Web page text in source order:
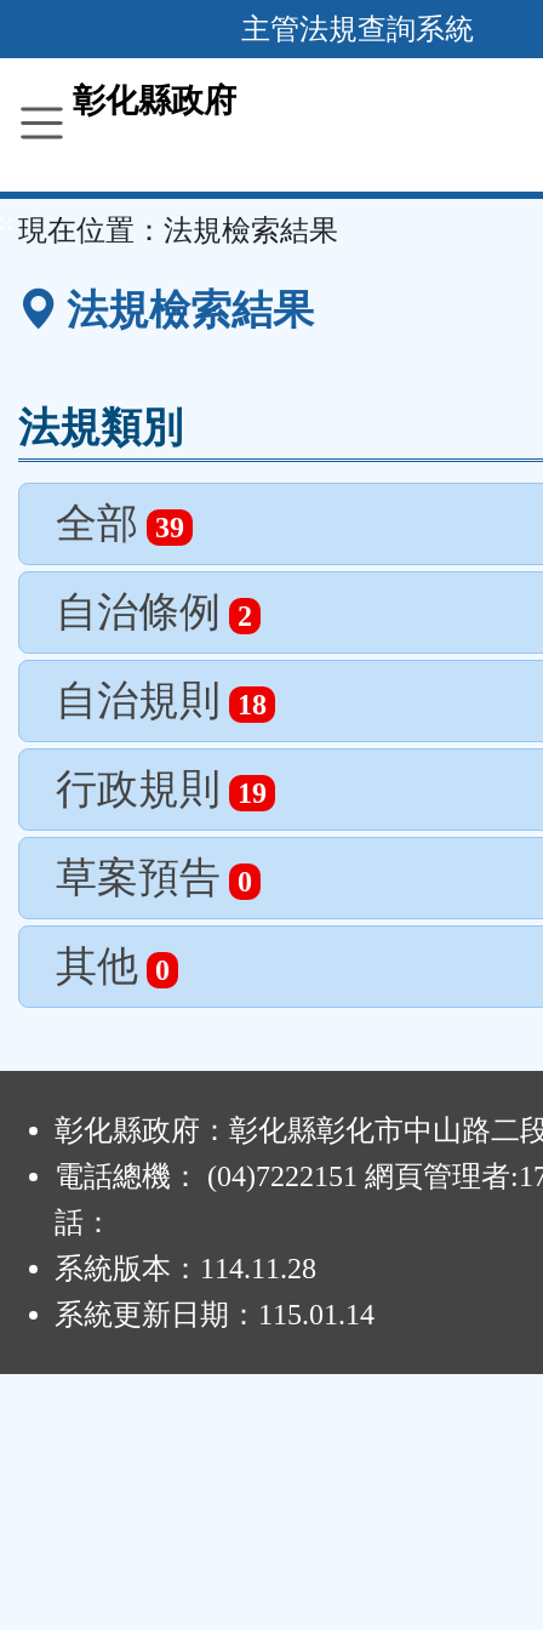
到
要
容
區
主管法規查詢系統
彰化縣政府
現在位置： 法規檢索結果
法規檢索結果
法規類別
全部 39
自治條例 2
自治規則 18
行政規則 19
草案預告 0
其他 0
彰化縣政府：彰化縣彰化市中山路二
電話總機： (04)7222151 網頁管理者
話：
系統版本： 114.11.28
系統更新日期： 115.01.14